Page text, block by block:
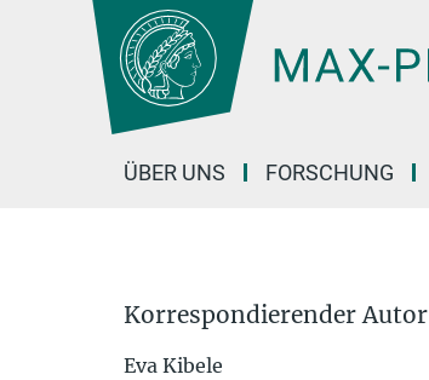
Hauptinhalt
ÜBER UNS FORSCHUNG
Korrespondierender Autor
Eva Kibele